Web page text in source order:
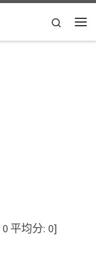
Search
0 平均分: 0]